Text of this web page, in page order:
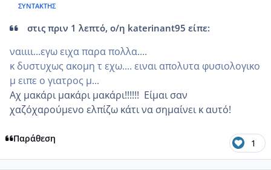
ΣΥΝΤΆΚΤΗΣ
στις πριν 1 λεπτό, ο/η katerinant95 είπε:
ναιιιι...εγω ειχα παρα πολλα....
κ δυστυχως ακομη τ εχω.... ειναι απολυτα φυσιολογικο
μ ειπε ο γιατρος μ...
Αχ μακάρι μακάρι μακάρι!!!!!! Είμαι σαν
χαζόχαρούμενο ελπίζω κάτι να σημαίνει κ αυτό!
Παράθεση 1